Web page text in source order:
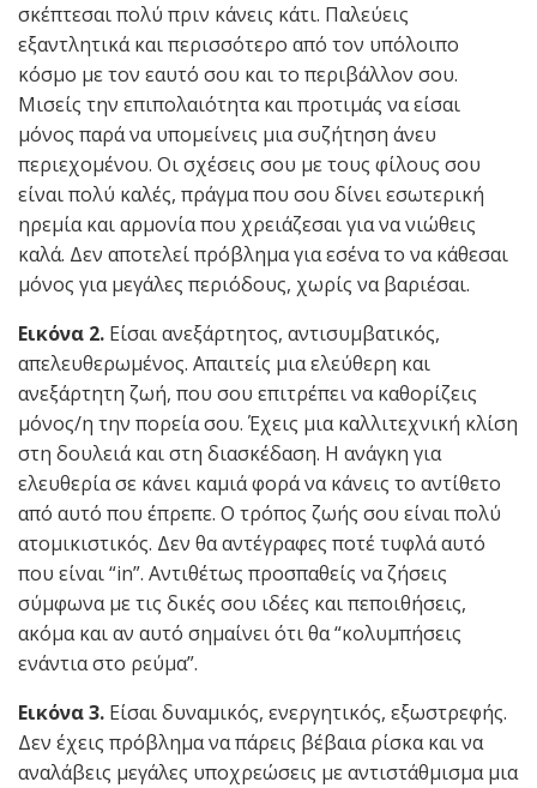
σκέπτεσαι πολύ πριν κάνεις κάτι. Παλεύεις
εξαντλητικά και περισσότερο από τον υπόλοιπο
κόσμο με τον εαυτό σου και το περιβάλλον σου.
Μισείς την επιπολαιότητα και προτιμάς να είσαι
μόνος παρά να υπομείνεις μια συζήτηση άνευ
περιεχομένου. Οι σχέσεις σου με τους φίλους σου
είναι πολύ καλές, πράγμα που σου δίνει εσωτερική
ηρεμία και αρμονία που χρειάζεσαι για να νιώθεις
καλά. Δεν αποτελεί πρόβλημα για εσένα το να κάθεσαι
μόνος για μεγάλες περιόδους, χωρίς να βαριέσαι.
Εικόνα 2. Είσαι ανεξάρτητος, αντισυμβατικός,
απελευθερωμένος. Απαιτείς μια ελεύθερη και
ανεξάρτητη ζωή, που σου επιτρέπει να καθορίζεις
μόνος/η την πορεία σου. Έχεις μια καλλιτεχνική κλίση
στη δουλειά και στη διασκέδαση. Η ανάγκη για
ελευθερία σε κάνει καμιά φορά να κάνεις το αντίθετο
από αυτό που έπρεπε. Ο τρόπος ζωής σου είναι πολύ
ατομικιστικός. Δεν θα αντέγραφες ποτέ τυφλά αυτό
που είναι “in”. Αντιθέτως προσπαθείς να ζήσεις
σύμφωνα με τις δικές σου ιδέες και πεποιθήσεις,
ακόμα και αν αυτό σημαίνει ότι θα “κολυμπήσεις
ενάντια στο ρεύμα”.
Εικόνα 3. Είσαι δυναμικός, ενεργητικός, εξωστρεφής.
Δεν έχεις πρόβλημα να πάρεις βέβαια ρίσκα και να
αναλάβεις μεγάλες υποχρεώσεις με αντιστάθμισμα μια